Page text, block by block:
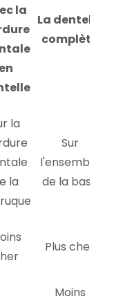
la
en
La dentelle
complète
la
la
Sur
l'ensemble
de la base
Plus cher
Moins